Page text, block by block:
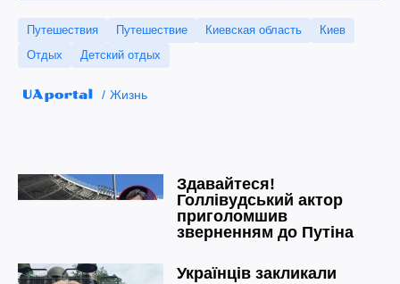
Путешествия Путешествие Киевская область
Киев
Отдых
Детский отдых
Жизнь